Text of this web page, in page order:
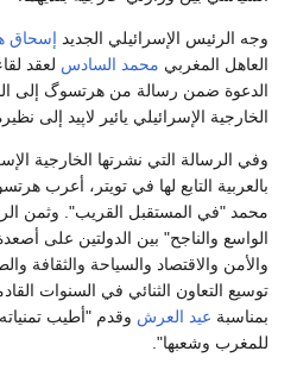
وجه الرئيس الإسرائيلي الجديد إسحاق
العاهل المغربي محمد السادس لعقد
الدعوة ضمن رسالة من هرتسوگ إلى
الخارجية الإسرائيلي يائير لاپيد إلى
وفي الرسالة التي نشرتها الخارجية
بالعربية التابع لها في تويتر، أعرب
محمد "في المستقبل القريب". وثمن
الواسع والناجح" بين الدولتين على
والأمن والاقتصاد والسياحة والثقافة
توسيع التعاون الثنائي في السنوات
بمناسبة عيد العرش وقدم "أطيب تمنياته
للمغرب وشعبها".